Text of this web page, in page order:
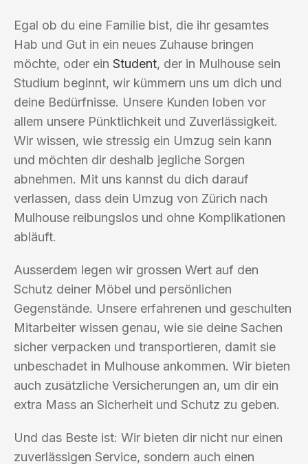
Egal ob du eine Familie bist, die ihr gesamtes
Hab und Gut in ein neues Zuhause bringen
möchte, oder ein Student, der in Mulhouse sein
Studium beginnt, wir kümmern uns um dich und
deine Bedürfnisse. Unsere Kunden loben vor
allem unsere Pünktlichkeit und Zuverlässigkeit.
Wir wissen, wie stressig ein Umzug sein kann
und möchten dir deshalb jegliche Sorgen
abnehmen. Mit uns kannst du dich darauf
verlassen, dass dein Umzug von Zürich nach
Mulhouse reibungslos und ohne Komplikationen
abläuft.
Ausserdem legen wir grossen Wert auf den
Schutz deiner Möbel und persönlichen
Gegenstände. Unsere erfahrenen und geschulten
Mitarbeiter wissen genau, wie sie deine Sachen
sicher verpacken und transportieren, damit sie
unbeschadet in Mulhouse ankommen. Wir bieten
auch zusätzliche Versicherungen an, um dir ein
extra Mass an Sicherheit und Schutz zu geben.
Und das Beste ist: Wir bieten dir nicht nur einen
zuverlässigen Service, sondern auch einen